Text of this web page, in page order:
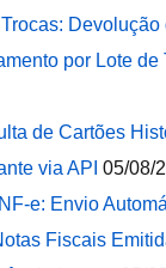
Devolução
por Lote de
de Cartões
via API 05/08/
e: Envio
Fiscais